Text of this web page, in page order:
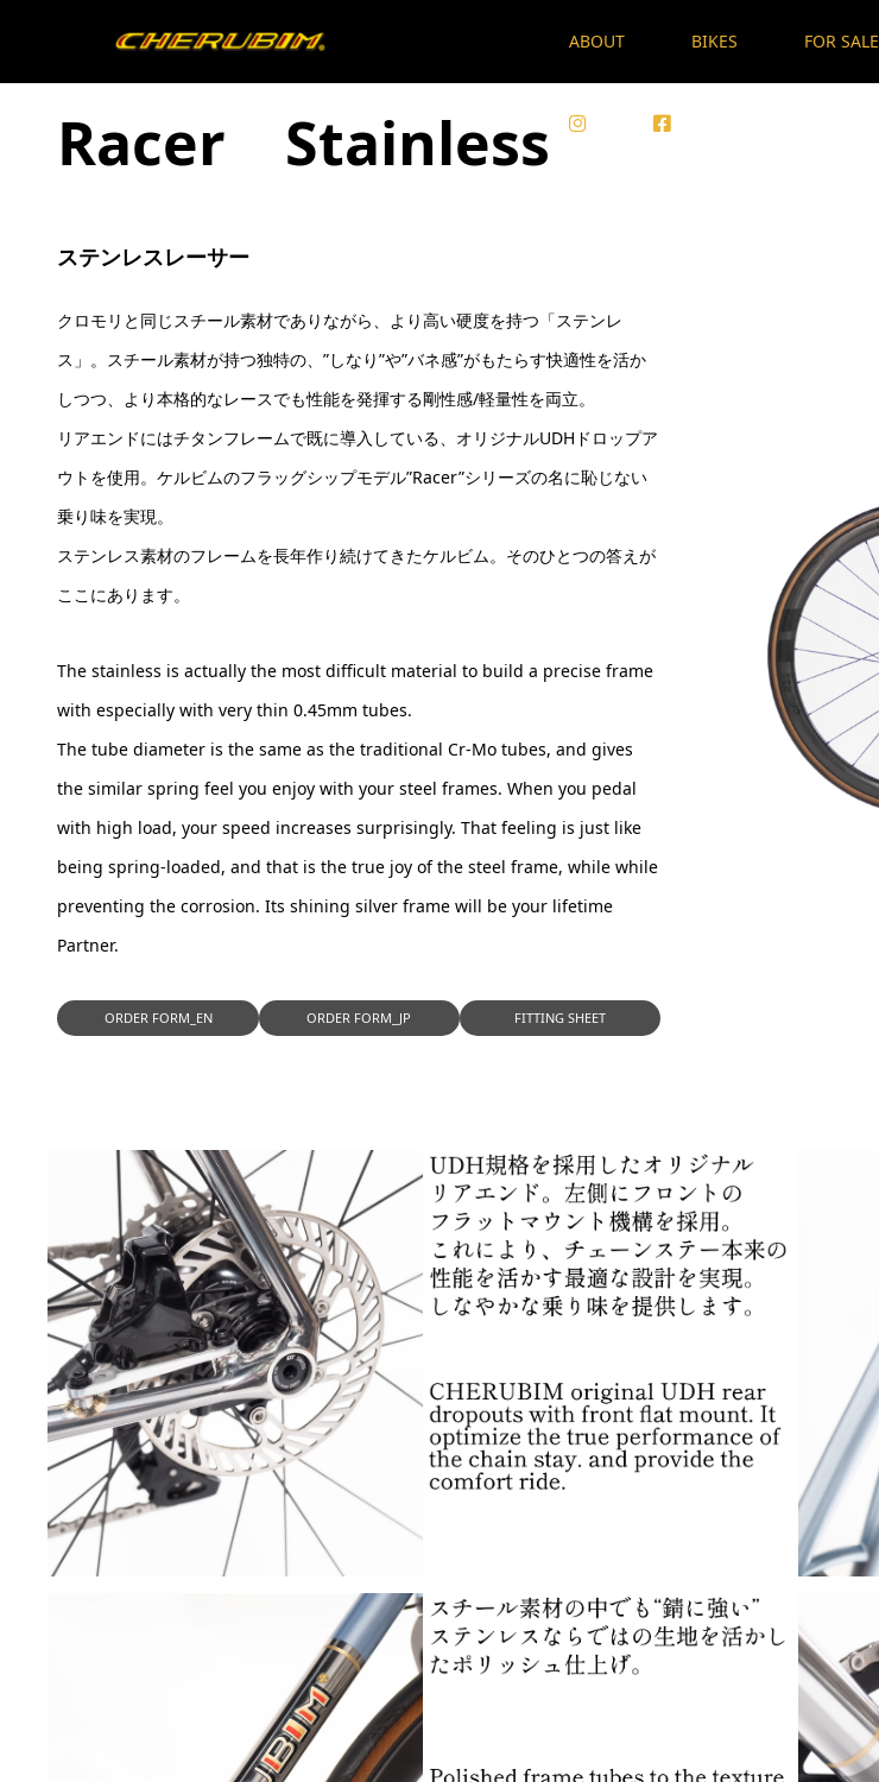
ABOUT BIKES FOR SALE
InstagramFacebook
Racer Stainless
Racer Stainless
ステンレスレーサー
クロモリと同じスチール素材でありながら、より高い硬度を持つ「ステンレ
ス」。スチール素材が持つ独特の、”しなり”や”バネ感”がもたらす快適性を活か
しつつ、より本格的なレースでも性能を発揮する剛性感/軽量性を両立。
リアエンドにはチタンフレームで既に導入している、オリジナルUDHドロップア
ウトを使用。ケルビムのフラッグシップモデル”Racer”シリーズの名に恥じない
乗り味を実現。
ステンレス素材のフレームを長年作り続けてきたケルビム。そのひとつの答えが
ここにあります。
The stainless is actually the most difficult material to build a precise frame
with especially with very thin 0.45mm tubes.
The tube diameter is the same as the traditional Cr-Mo tubes, and gives
the similar spring feel you enjoy with your steel frames. When you pedal
with high load, your speed increases surprisingly. That feeling is just like
being spring-loaded, and that is the true joy of the steel frame, while while
preventing the corrosion. Its shining silver frame will be your lifetime
Partner.
ORDER FORM_EN ORDER FORM_JP FITTING SHEET